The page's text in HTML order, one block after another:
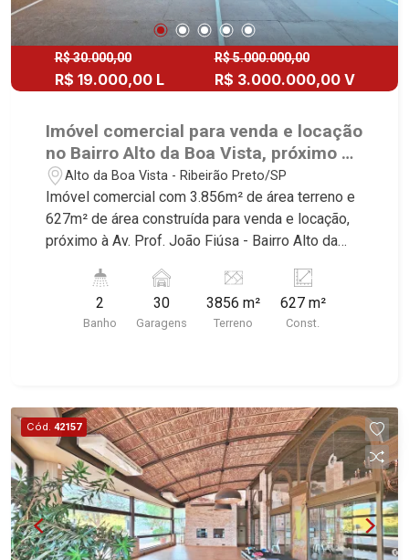
R$ 30.000,00
R$ 19.000,00 L
R$ 5.000.000,00
R$ 3.000.000,00 V
Imóvel comercial para venda e locação
no Bairro Alto da Boa Vista, próximo à
Av. Prof. João Fiúsa - Ribeirão
Preto/SP.
Alto da Boa Vista - Ribeirão Preto/SP
Imóvel comercial com 3.856m² de área terreno e
627m² de área construída para venda e locação,
próximo à Av. Prof. João Fiúsa - Bairro Alto da
masculino e feminino, cozinha, bar, churrasqueira,
2 quadras de tênis sendo 1 de saibro, 4 quadras
de pickleball, 2 quadras de squash,
área terreno e 627m² de área construída - Salão -
2 WCs masculino e feminino - Cozinha - Bar -
Churrasqueira - 2 quadras de tênis, sendo 1 de
saibro - 4 quadras de pickleball - 2 quadras de
squash - Estacionamento interno com 30 vagas
Martinelli Imobiliária, referência no mercado
imobiliário desde 2000! Avenida João Fiúsa,
2
Banho
30
Garagens
3856 m²
Terreno
627 m²
Const.
Cód. 42157